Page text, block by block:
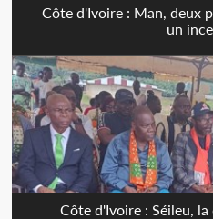
Côte d'Ivoire : Man, deux
un
Côte d'Ivoire : Séileu,